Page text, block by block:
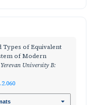
Types of Equivalent
of Modern
University B: